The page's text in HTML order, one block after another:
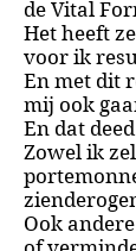
de Vital
Het heeft
voor ik
En met dit
mij ook
En dat
Zowel ik
Ook